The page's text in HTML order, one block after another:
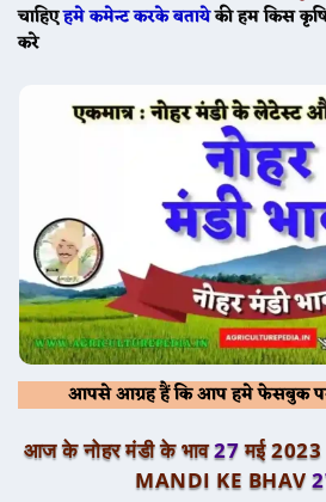
चाहिएहमे कमेन्ट करके बतायेकी हम किस
करे
आपसे आग्रह हैं कि आप हमे फेसबुक
आज के नोहर मंडी के भाव27मई
MANDI KE BHAV